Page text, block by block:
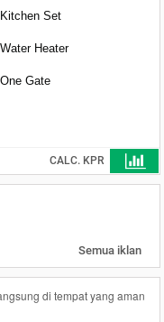
Kitchen Set
Water Heater
One Gate
CALC. KPR
Semua iklan
di tempat yang aman